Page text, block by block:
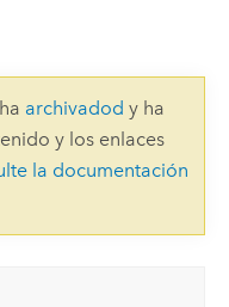
archivadod y ha
y los enlaces
la documentación